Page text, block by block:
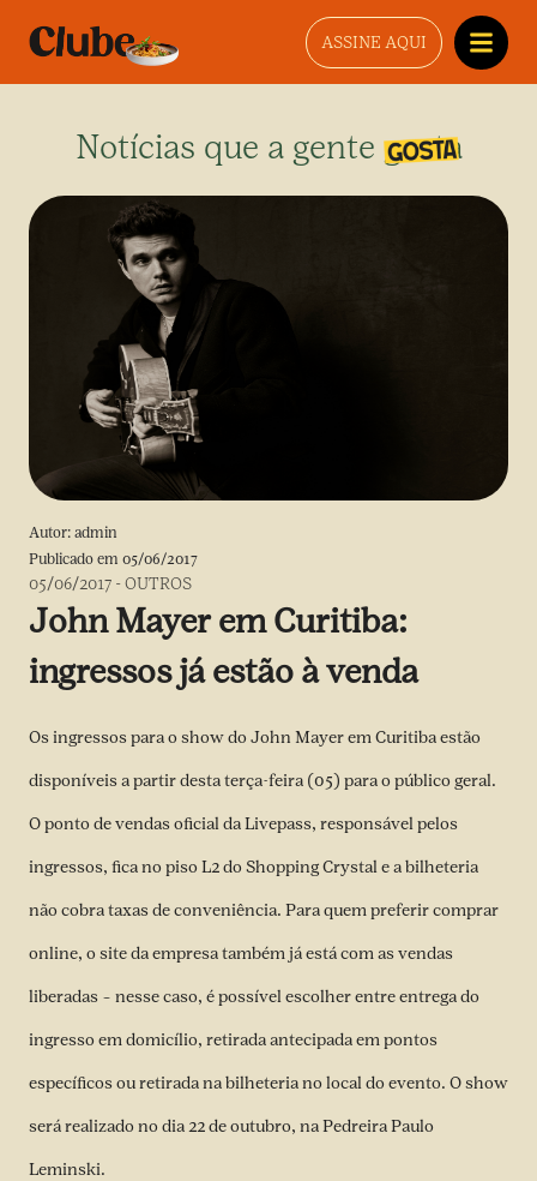
ASSINE AQUI
Notícias que a gente gosta
Autor: admin
Publicado em 05/06/2017
05/06/2017 -OUTROS
John Mayer em Curitiba:
ingressos já estão à venda
Os ingressos para o show do John Mayer em Curitiba estão
disponíveis a partir desta terça-feira (05) para o público geral.
O ponto de vendas oficial da Livepass, responsável pelos
ingressos, fica no piso L2 do Shopping Crystal e a bilheteria
não cobra taxas de conveniência. Para quem preferir comprar
online, o site da empresatambém já está com as vendas
liberadas – nesse caso, é possível escolher entre entrega do
ingresso em domicílio, retirada antecipada em pontos
específicos ou retirada na bilheteria no local do evento. O show
será realizado no dia 22 de outubro, na Pedreira Paulo
Leminski.